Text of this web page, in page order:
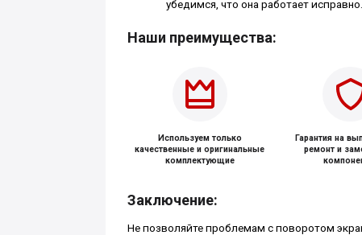
убедимся, что она работает исправно.
Наши преимущества:
Используем только
качественные и оригинальные
комплектующие
Гарантия на
ремонт и
Заключение:
Не позволяйте проблемам с поворотом